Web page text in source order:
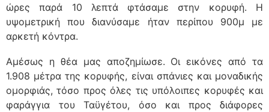
ώρες παρά 10 λεπτά φτάσαμε στην κορυφή. Η
υψομετρική που διανύσαμε ήταν περίπου 900μ με
αρκετή κόντρα.
Αμέσως η θέα μας αποζημίωσε. Οι εικόνες από τα
1.908 μέτρα της κορυφής, είναι σπάνιες και μοναδικής
ομορφιάς, τόσο προς όλες τις υπόλοιπες κορυφές και
φαράγγια του Ταϋγέτου, όσο και προς διάφορες